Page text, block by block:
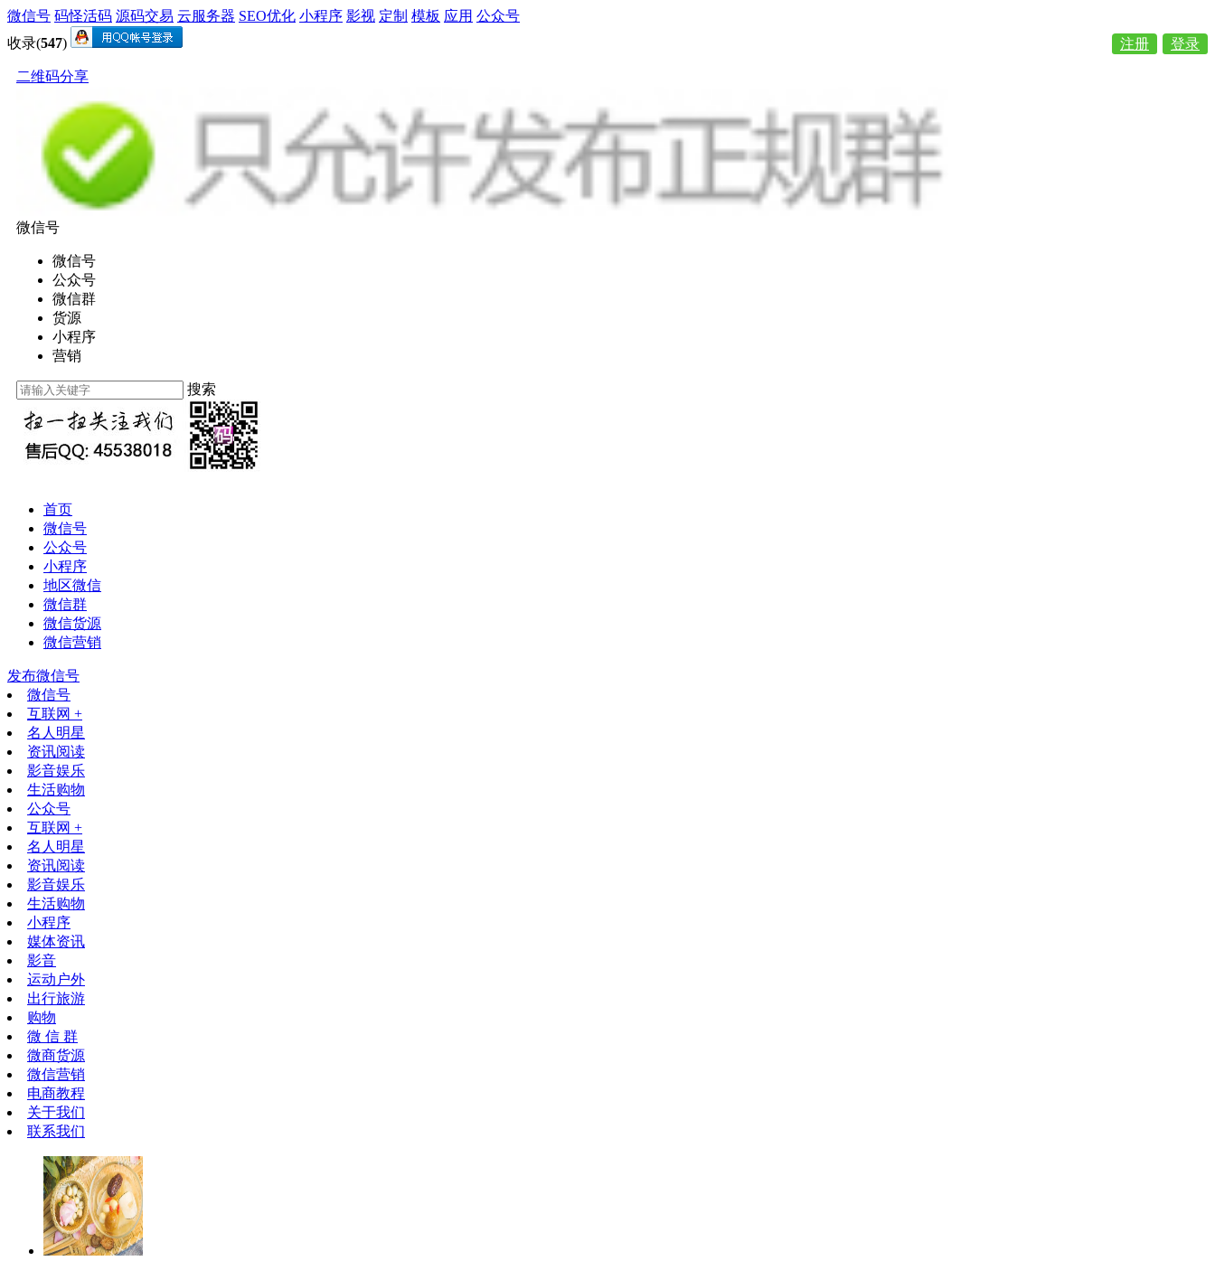
微信号 码怪活码 源码交易 云服务器 SEO优化 小程序 影视 定制 模板 应用 公众号
收录(547) 登录
注册
二维码分享
微信号
微信号
公众号
微信群
货源
小程序
营销
搜索
首页
微信号
公众号
小程序
地区微信
微信群
微信货源
微信营销
发布微信号
微信号
互联网 +
名人明星
资讯阅读
影音娱乐
生活购物
公众号
互联网 +
名人明星
资讯阅读
影音娱乐
生活购物
小程序
媒体资讯
影音
运动户外
出行旅游
购物
微 信 群
微商货源
微信营销
电商教程
关于我们
联系我们